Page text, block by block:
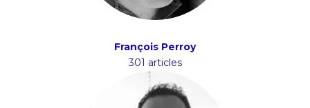
François Perroy
301 articles